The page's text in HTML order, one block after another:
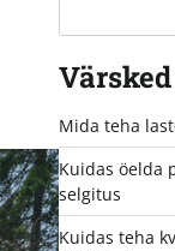
Mida teha
Kuidas öelda
selgitus
Kuidas teha